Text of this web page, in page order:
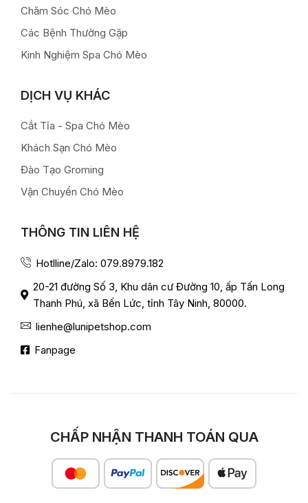
Chăm Sóc Chó Mèo
Các Bệnh Thường Gặp
Kinh Nghiệm Spa Chó Mèo
DỊCH VỤ KHÁC
Cắt Tỉa - Spa Chó Mèo
Khách Sạn Chó Mèo
Đào Tạo Groming
Vận Chuyển Chó Mèo
THÔNG TIN LIÊN HỆ
Hotlline/Zalo: 079.8979.182
20-21 đường Số 3, Khu dân cư Đường 10, ấp Tấn Long
Thanh Phú, xã Bến Lức, tỉnh Tây Ninh, 80000.
lienhe@lunipetshop.com
Fanpage
CHẤP NHẬN THANH TOÁN QUA